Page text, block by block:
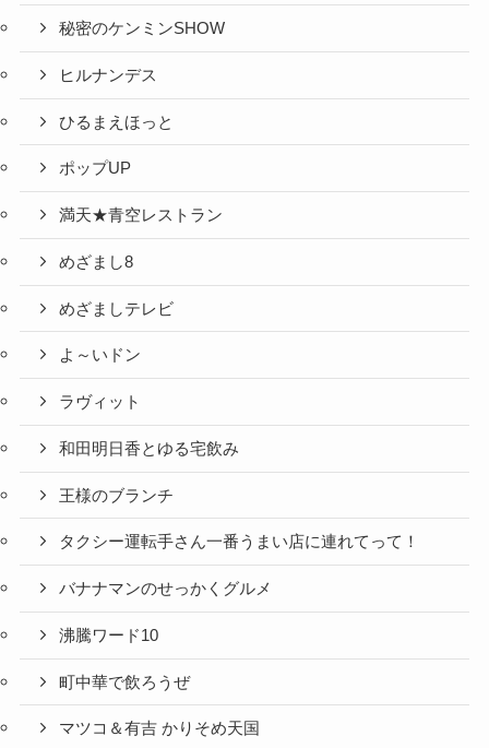
秘密のケンミンSHOW
ヒルナンデス
ひるまえほっと
ポップUP
満天★青空レストラン
めざまし8
めざましテレビ
よ～いドン
ラヴィット
和田明日香とゆる宅飲み
王様のブランチ
タクシー運転手さん一番うまい店に連れてって！
バナナマンのせっかくグルメ
沸騰ワード10
町中華で飲ろうぜ
マツコ＆有吉 かりそめ天国